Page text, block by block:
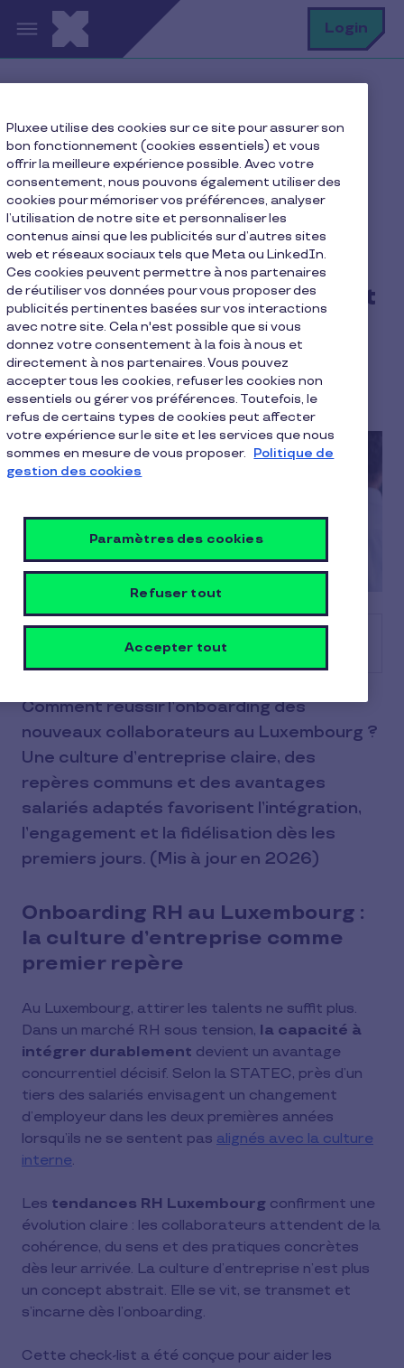
Aller au contenu principal Login
HR: Our advice
Tendances RH Luxembourg : la check-list culture
d’entreprise
Tendances RH
Luxembourg : la check-list
culture d’entreprise
Les experts avantages salariés Pluxee
6 min de lecture 24.02.2026
Comment réussir l’onboarding des
nouveaux collaborateurs au Luxembourg ?
Une culture d’entreprise claire, des
repères communs et des avantages
salariés adaptés favorisent l’intégration,
l’engagement et la fidélisation dès les
premiers jours. (Mis à jour en 2026)
Onboarding RH au Luxembourg :
la culture d’entreprise comme
premier repère
Au Luxembourg, attirer les talents ne suffit plus.
Dans un marché RH sous tension, la capacité à
intégrer durablement devient un avantage
concurrentiel décisif. Selon la STATEC, près d’un
tiers des salariés envisagent un changement
d’employeur dans les deux premières années
lorsqu’ils ne se sentent pas alignés avec la culture
interne.
Les tendances RH Luxembourg confirment une
évolution claire : les collaborateurs attendent de la
cohérence, du sens et des pratiques concrètes
dès leur arrivée. La culture d’entreprise n’est plus
un concept abstrait. Elle se vit, se transmet et
s’incarne dès l’onboarding.
Cette check-list a été conçue pour aider les
Pluxee utilise des cookies sur ce site pour assurer son
bon fonctionnement (cookies essentiels) et vous
offrir la meilleure expérience possible. Avec votre
consentement, nous pouvons également utiliser des
cookies pour mémoriser vos préférences, analyser
l’utilisation de notre site et personnaliser les
contenus ainsi que les publicités sur d’autres sites
web et réseaux sociaux tels que Meta ou LinkedIn.
Ces cookies peuvent permettre à nos partenaires
de réutiliser vos données pour vous proposer des
publicités pertinentes basées sur vos interactions
avec notre site. Cela n'est possible que si vous
donnez votre consentement à la fois à nous et
directement à nos partenaires. Vous pouvez
accepter tous les cookies, refuser les cookies non
essentiels ou gérer vos préférences. Toutefois, le
refus de certains types de cookies peut affecter
votre expérience sur le site et les services que nous
sommes en mesure de vous proposer. Politique de
gestion des cookies
Paramètres des cookies
Refuser tout
Accepter tout